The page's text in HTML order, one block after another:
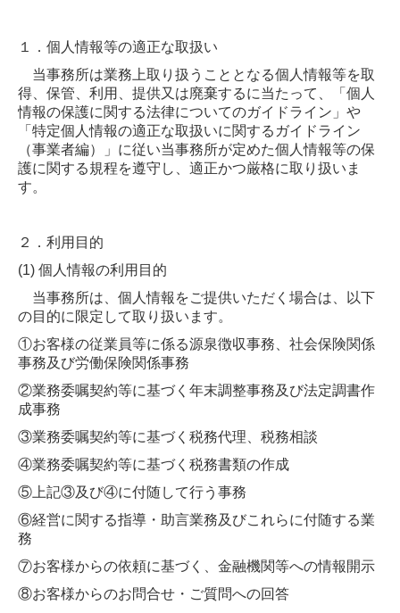
企業防衛・リスクマネジメント
相続税・資産税
税務カレンダー
補助金・助成金・融資情報
料金について
事務所通信
2026年
採用情報
採用メッセージ
キャリアアップ・教育制度
スタッフインタビュー
会社を知る
１．個人情報等の適正な取扱い
当事務所は業務上取り扱うこととなる個人情報等を取
得、保管、利用、提供又は廃棄するに当たって、「個人
情報の保護に関する法律についてのガイドライン」や
「特定個人情報の適正な取扱いに関するガイドライン
（事業者編）」に従い当事務所が定めた個人情報等の保
護に関する規程を遵守し、適正かつ厳格に取り扱いま
す。
２．利用目的
(1) 個人情報の利用目的
当事務所は、個人情報をご提供いただく場合は、以下
の目的に限定して取り扱います。
①お客様の従業員等に係る源泉徴収事務、社会保険関係
事務及び労働保険関係事務
②業務委嘱契約等に基づく年末調整事務及び法定調書作
成事務
③業務委嘱契約等に基づく税務代理、税務相談
④業務委嘱契約等に基づく税務書類の作成
⑤上記③及び④に付随して行う事務
⑥経営に関する指導・助言業務及びこれらに付随する業
務
⑦お客様からの依頼に基づく、金融機関等への情報開示
⑧お客様からのお問合せ・ご質問への回答